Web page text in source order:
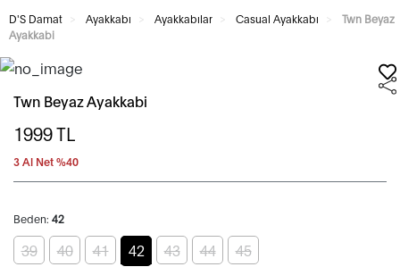
D'S Damat Ayakkabı Ayakkabılar Casual Ayakkabı
Twn Beyaz
Ayakkabi
Twn Beyaz Ayakkabi
1999TL
3 Al Net %40
Beden: 42
39 40 41 42 43 44 45